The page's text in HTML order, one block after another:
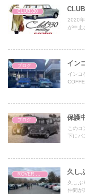
CLUB330
2020
が中止
ブログ イン
インコ
ブログ 保護
この
下にパ
ROVER MINI 久し
久しぶ
仲間が